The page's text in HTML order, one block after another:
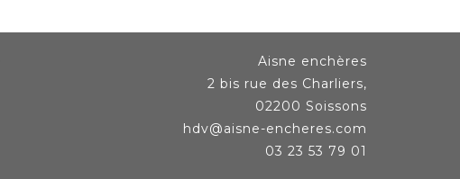
Aisne enchères
2 bis rue des Charliers,
02200 Soissons
hdv@aisne-encheres.com
03 23 53 79 01